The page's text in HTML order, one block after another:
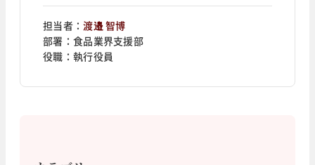
担当者：渡邉 智博
部署： 食品業界支援部
役職： 執行役員